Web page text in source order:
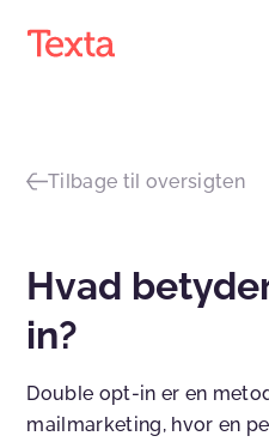
Tilbage til oversigten
Hvad
in?
Double opt-in er en
mailmarketing, hvor en